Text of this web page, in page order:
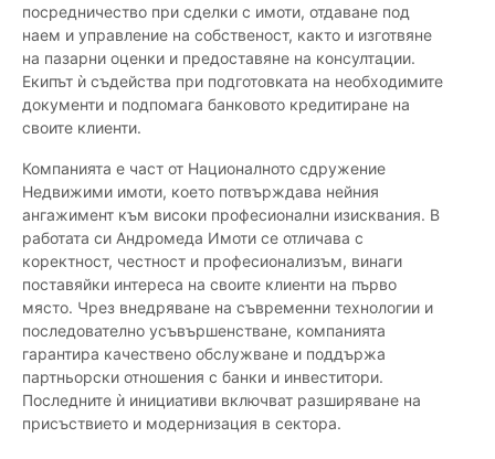
посредничество при сделки с имоти, отдаване под
наем и управление на собственост, както и изготвяне
на пазарни оценки и предоставяне на консултации.
Екипът ѝ съдейства при подготовката на необходимите
документи и подпомага банковото кредитиране на
своите клиенти.
Компанията е част от Националното сдружение
Недвижими имоти, което потвърждава нейния
ангажимент към високи професионални изисквания. В
работата си Андромеда Имоти се отличава с
коректност, честност и професионализъм, винаги
поставяйки интереса на своите клиенти на първо
място. Чрез внедряване на съвременни технологии и
последователно усъвършенстване, компанията
гарантира качествено обслужване и поддържа
партньорски отношения с банки и инвеститори.
Последните ѝ инициативи включват разширяване на
присъствието и модернизация в сектора.